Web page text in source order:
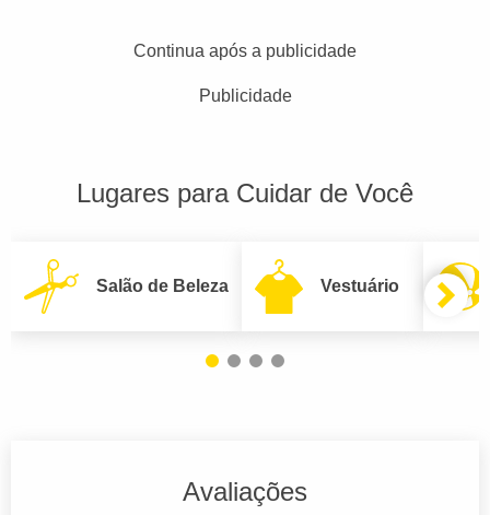
Continua após a publicidade
Publicidade
Lugares para Cuidar de Você
Salão de Beleza Vestuário
Avaliações